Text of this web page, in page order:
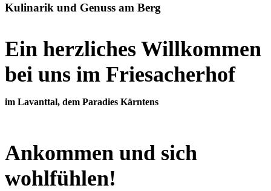
Kulinarik und Genuss am Berg
Ein herzliches Willkommen
bei uns im Friesacherhof
im Lavanttal, dem Paradies Kärntens
Ankommen und sich
wohlfühlen!